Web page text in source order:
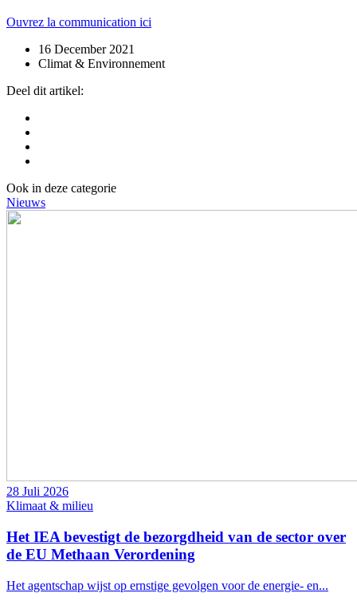
Ouvrez la communication ici
16 December 2021
Climat & Environnement
Deel dit artikel:
Ook in deze categorie
Nieuws
28 Juli 2026
Klimaat & milieu
Het IEA bevestigt de bezorgdheid van de sector over
de EU Methaan Verordening
Het agentschap wijst op ernstige gevolgen voor de energie- en...